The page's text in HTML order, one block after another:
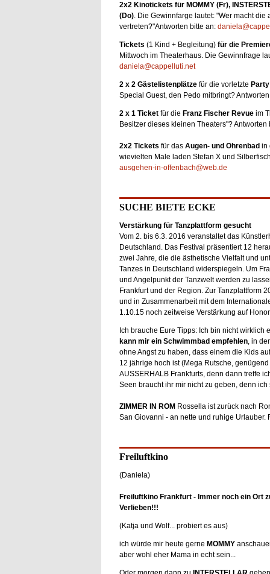
2x2 Kinotickets für MOMMY (Fr),
(Do). Die Gewinnfarge lautet: "Wer macht
vertreten?"Antworten bitte an:
Tickets (1 Kind + Begleitung)für die
Mittwoch im Theaterhaus. Die Gewinnfrage
daniela@cappelluti.net
2 x 2 Gästelistenplätze für die vorletzte
Special Guest, den Pedo mitbringt?
2 x 1 Ticketfür die Franz Fischer Revueim
Besitzer dieses kleinen Theaters"? Antworten
2x2 Tickets für das Augen- und Ohrenbad in
wievielten Male laden Stefan X und
ausgehen-in-offenbach@web.de
SUCHE BIETE ECKE
Verstärkung für Tanzplattform gesucht
Vom 2. bis 6.3. 2016 veranstaltet das
Deutschland. Das Festival präsentiert 12
zwei Jahre, die die ästhetische Vielfalt und
Tanzes in Deutschland widerspiegeln. Um
und Angelpunkt der Tanzwelt werden zu
Frankfurt und der Region. Zur Tanzplattform
und in Zusammenarbeit mit dem
1.10.15 noch zeitweise Verstärkung auf
Ich brauche Eure Tipps: Ich bin nicht
kann mir ein Schwimmbad empfehlen, in
ohne Angst zu haben, dass einem die Kids
12 jährige hoch ist (Mega Rutsche,
AUSSERHALB Frankfurts, denn dann treffe
Seen braucht ihr mir nicht zu geben, denn
ZIMMER IN ROM Rossella ist zurück nach
San Giovanni - an nette und ruhige Urlauber.
Freiluftkino
(Daniela)
Freiluftkino Frankfurt - Immer noch ein Ort
Verlieben!!!
(Katja und Wolf... probiert es aus)
ich würde mir heute gerne MOMMY
aber wohl eher Mama in echt sein...